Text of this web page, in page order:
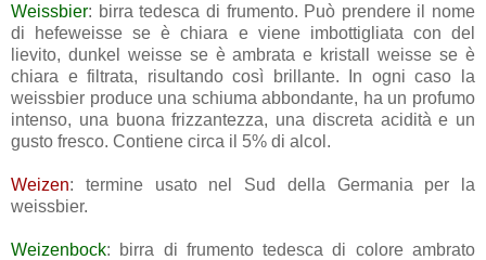
Weissbier: birra tedesca di frumento. Può prendere il nome
di hefeweisse se è chiara e viene imbottigliata con del
lievito, dunkel weisse se è ambrata e kristall weisse se è
chiara e filtrata, risultando così brillante. In ogni caso la
weissbier produce una schiuma abbondante, ha un profumo
intenso, una buona frizzantezza, una discreta acidità e un
gusto fresco. Contiene circa il 5% di alcol.
Weizen: termine usato nel Sud della Germania per la
weissbier.
Weizenbock: birra di frumento tedesca di colore ambrato